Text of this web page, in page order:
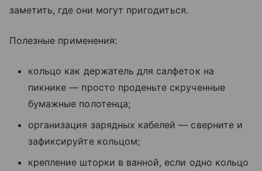
заметить, где они могут пригодиться.
Полезные применения:
кольцо как держатель для салфеток на
пикнике — просто проденьте скрученные
бумажные полотенца;
организация зарядных кабелей — сверните и
зафиксируйте кольцом;
крепление шторки в ванной, если одно кольцо